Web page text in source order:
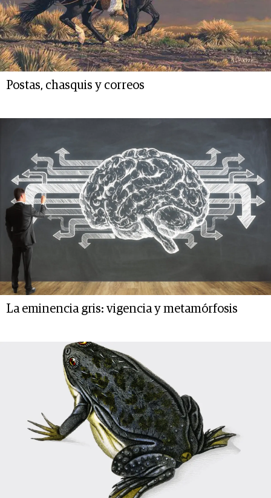
Postas, chasquis y correos
La eminencia gris: vigencia y metamórfosis